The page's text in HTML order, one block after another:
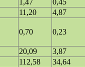
1,47
0,45
11,20
4,87
0,70 0,23
20,09
3,87
112,58
34,64